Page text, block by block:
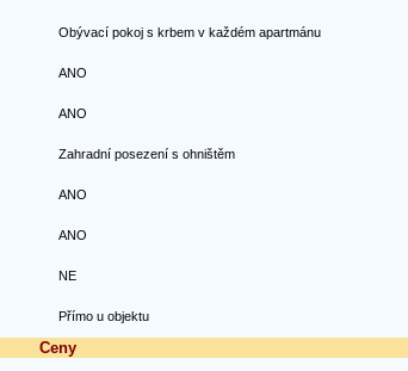
Obývací pokoj s krbem v každém apartmánu
ANO
ANO
Zahradní posezení s ohništěm
ANO
ANO
NE
Přímo u objektu
Ceny